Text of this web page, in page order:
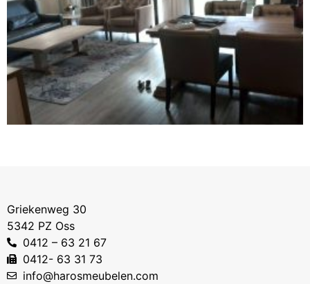
Griekenweg 30
5342 PZ Oss
0412 – 63 21 67
0412- 63 31 73
info@harosmeubelen.com